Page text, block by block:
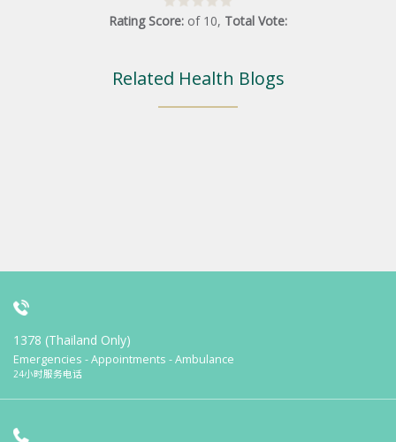
Rating Score: of 10, Total Vote:
Related Health Blogs
1378 (Thailand Only)
Emergencies - Appointments - Ambulance
24小时服务电话